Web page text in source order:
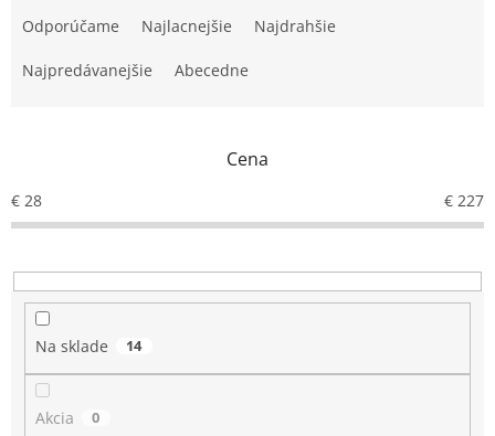
r
o
u
k
Odporúčame Najlacnejšie Najdrahšie
Najpredávanejšie Abecedne
Cena
€ 28 € 227
Na sklade 14
Akcia 0